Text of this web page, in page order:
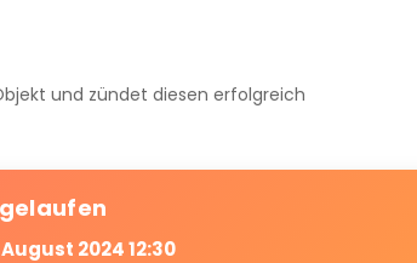
und zündet diesen erfolgreich
August 2024 12:30